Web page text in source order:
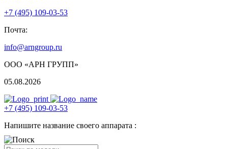
+7 (495) 109-03-53
Почта:
info@arngroup.ru
ООО «АРН ГРУПП»
05.08.2026
+7 (495) 109-03-53
Напишите название своего аппарата :